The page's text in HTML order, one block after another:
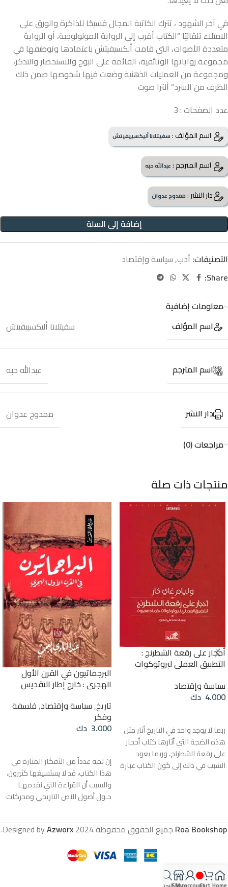
في آخر الشهود ، تترك الكاتبة المجال فسيحًا للذاكرة والورق على
الامتلاء تلقائيًا “الكتاب أقرب إلى الرواية المونولوجية، أو الرواية
متعددة الأصوات، التي قامت ألكسيفيتش باعتمادها وتوظيفها في
مجموعة رواياتها الوثائقية، القائمة على البوح والاستحضار والتذكر،
ومجموعة من العمليات الذهنية وضعت فيها شخوصها ضمن ذلك
الظرف من السرد” ألترا صوت
عدد الصفحات : 3
اسم المؤلف :سفيتلانا أليكسييفيتش
اسم المترجم : عبدالله حبه
دار النشر :ممدوح عدوان
إضافة إلى السلة
التصنيفات: أدب,سياسة وإقتصاد
Share:
معلومات إضافية
اسم المؤلف
سفيتلانا أليكسييفيتش
اسم المترجم عبدالله حبه
دار النشر ممدوح عدوان
مراجعات (0)
منتجات ذات صلة
أحجار على رقعة الشطرنج :
التطبيق العملي لبروتوكوات
سياسة وإقتصاد
4.000 دك
ربما لا يوجد واحد في التاريخ أثار مثل
هذه الضجة التي أثارها كتاب أحجار
على رقعة الشطرنج. وربما يعود
السبب في ذلك إلى كون الكتاب عبارة
من بينها الثورات الكبرى، والحربان
العالميتان الأولى والثانية دون أن
يعرف الأيادي الخفية التي حركتها أو
دفعت إليها. عدد الصفحات : ٣٠٥
البرجماتيون في القرن الأول
الهجري : خارج إطار التقديس
تاريخ,سياسة وإقتصاد,فلسفة
وفكر
3.000 دك
إن ثمة عدداً من الأفكار المثارة في
هذا الكتاب، قد لا يستسيغها كثيرون،
والسبب أن القراءة التي نقدمهـا
حـول أصول النص التاريخي ومحركات
القرن الأول الهجري، ليست تلك التي
يقبل بها العقل الجمعي للأمة، بما
الإسلامية واختلاطهـا بسلم القيم
Roa Bookshop جميع الحقوق محفوظة2024 Designed by
Azworx
.